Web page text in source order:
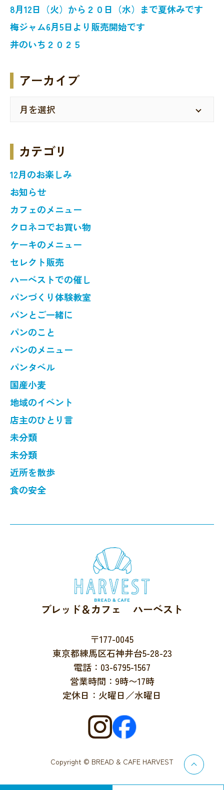
8月12日（火）から２０日（水）まで夏休みです
梅ジャム6月5日より販売開始です
井のいち２０２５
アーカイブ
カテゴリ
12月のお楽しみ
お知らせ
カフェのメニュー
クロネコでお買い物
ケーキのメニュー
セレクト販売
ハーベストでの催し
パンづくり体験教室
パンとご一緒に
パンのこと
パンのメニュー
パンタベル
国産小麦
地域のイベント
店主のひとり言
未分類
未分類
近所を散歩
食の安全
ブレッド＆カフェ ハーベスト
〒177-0045
東京都練馬区石神井台5-28-23
電話：03-6795-1567
営業時間：9時〜17時
定休日：火曜日／水曜日
Copyright © BREAD & CAFE HARVEST